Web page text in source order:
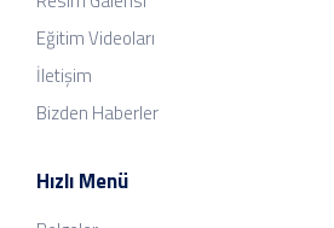
Eğitim Videoları
İletişim
Bizden Haberler
Hızlı Menü